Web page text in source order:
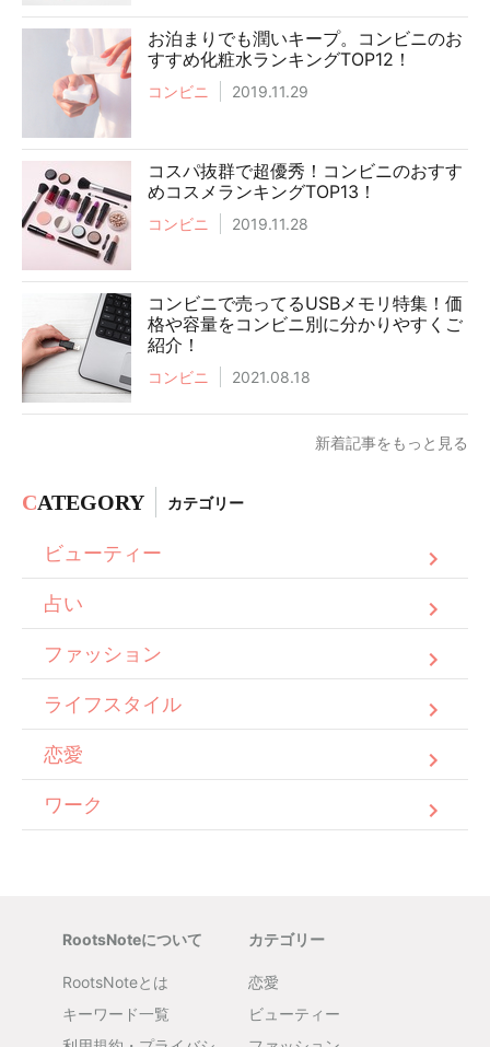
お泊まりでも潤いキープ。コンビニのお
すすめ化粧水ランキングTOP12！
コンビニ 2019.11.29
コスパ抜群で超優秀！コンビニのおすす
めコスメランキングTOP13！
コンビニ 2019.11.28
コンビニで売ってるUSBメモリ特集！価
格や容量をコンビニ別に分かりやすくご
紹介！
コンビニ 2021.08.18
新着記事をもっと見る
CATEGORY カテゴリー
ビューティー
占い
ファッション
ライフスタイル
恋愛
ワーク
RootsNoteについて
RootsNoteとは
キーワード一覧
カテゴリー
恋愛
ビューティー